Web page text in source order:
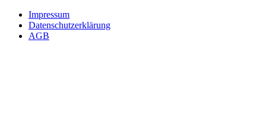
Impressum
Datenschutzerklärung
AGB